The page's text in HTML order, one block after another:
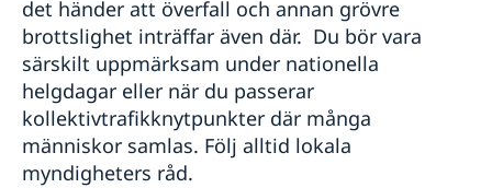
det händer att överfall och annan grövre
brottslighet inträffar även där. Du bör vara
särskilt uppmärksam under nationella
helgdagar eller när du passerar
kollektivtrafikknytpunkter där många
människor samlas. Följ alltid lokala
myndigheters råd.